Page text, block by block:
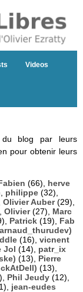
Videos
du blog par leurs
pour obtenir leurs
(66), herve
philippe (32),
Olivier Auber(29),
Olivier(27), Marc
Patrick (19), Fab
(16), vicnent
Jol (14), patr_ix
(13), Pierre
(13),
Phil Jeudy (12),
jean-eudes